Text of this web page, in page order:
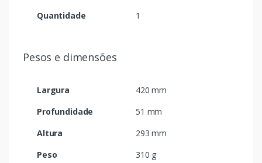
Quantidade
1
Pesos e dimensões
Largura
420 mm
Profundidade
51 mm
Altura
293 mm
Peso
310 g